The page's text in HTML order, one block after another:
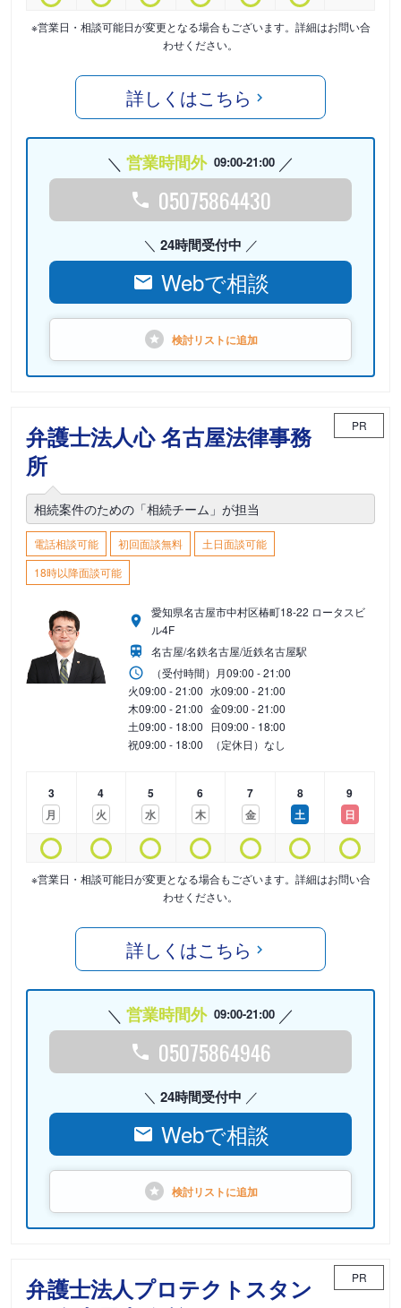
※営業日・相談可能日が変更となる場合もございます。詳細はお問い合
わせください。
詳しくはこちら
営業時間外 09:00-21:00
05075864430
24時間受付中
Webで相談
検討リストに追加
弁護士法人心 名古屋法律事務
所
PR
相続案件のための「相続チーム」が担当
電話相談可能 初回面談無料
土日面談可能
18時以降面談可能
愛知県名古屋市中村区椿町18-22 ロータスビ
ル4F
名古屋/名鉄名古屋/近鉄名古屋駅
（受付時間） 月09:00 - 21:00
火09:00 - 21:00 水09:00 - 21:00
木09:00 - 21:00 金09:00 - 21:00
土09:00 - 18:00 日09:00 - 18:00
祝09:00 - 18:00 （定休日）なし
3
月
4
火
5
水
6
木
7
金
8
土
9
日
※営業日・相談可能日が変更となる場合もございます。詳細はお問い合
わせください。
詳しくはこちら
営業時間外 09:00-21:00
05075864946
24時間受付中
Webで相談
検討リストに追加
弁護士法人プロテクトスタン
PR